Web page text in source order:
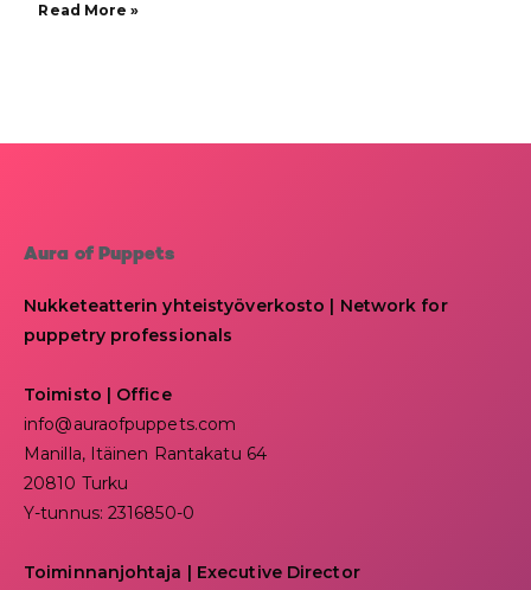
Read More »
Aura of Puppets
Nukketeatterin yhteistyöverkosto | Network for
puppetry professionals
Toimisto | Office
info@auraofpuppets.com
Manilla, Itäinen Rantakatu 64
20810 Turku
Y-tunnus: 2316850-0
Toiminnanjohtaja
Executive Director